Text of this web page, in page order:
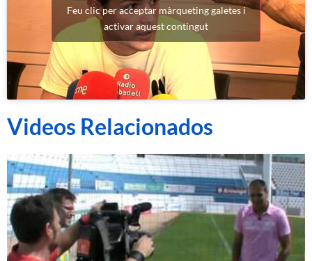
Feu clic per acceptar màrqueting galetes i
activar aquest contingut
Videos Relacionados